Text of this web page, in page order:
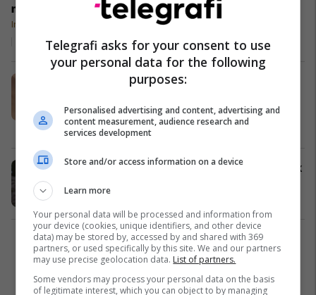
mund ta kapni
këtë gaforre të
"kaltër si
qielli"! (Foto)
Interesante
24/07/2017
Shiriti që bartë valixhet në aeroport,
kontejneri (Video)
Dështime 28/06/2017
E la kamerën në tokë, për pak sa nuk
1
Telegrafi asks for your consent to use
your personal data for the following
purposes:
Personalised advertising and content, advertising and
content measurement, audience research and
services development
Store and/or access information on a device
Learn more
Your personal data will be processed and information from
your device (cookies, unique identifiers, and other device
data) may be stored by, accessed by and shared with 369
partners, or used specifically by this site. We and our partners
may use precise geolocation data. List of partners.
Some vendors may process your personal data on the basis
of legitimate interest, which you can object to by managing